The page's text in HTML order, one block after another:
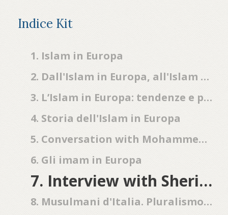
Indice Kit
1. Islam in Europa
2. Dall'Islam in Europa, all'Islam europeo: il commento di Enzo Pace
3. L’Islam in Europa: tendenze e prospettive
4. Storia dell'Islam in Europa
5. Conversation with Mohammed Hashas
6. Gli imam in Europa
7. Interview with Sherin Khankan, Denmark's first female imam
8. Musulmani d'Italia. Pluralismo religioso e libertà democratiche